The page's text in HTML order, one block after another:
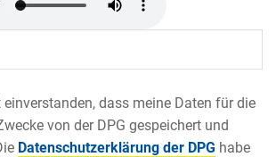
dass meine Daten für die
von der DPG gespeichert und
Datenschutzerklärung der DPG habe